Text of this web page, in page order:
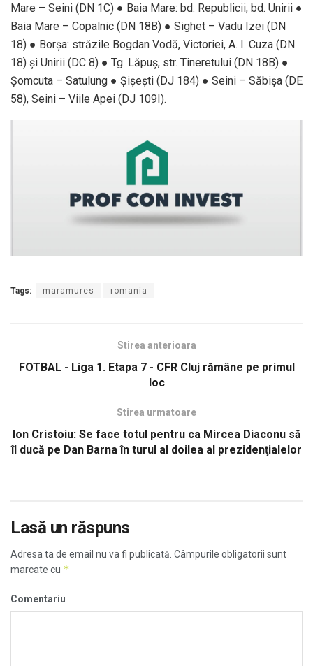
Mare – Seini (DN 1C) ● Baia Mare: bd. Republicii, bd. Unirii ●
Baia Mare – Copalnic (DN 18B) ● Sighet – Vadu Izei (DN
18) ● Borșa: străzile Bogdan Vodă, Victoriei, A. I. Cuza (DN
18) și Unirii (DC 8) ● Tg. Lăpuș, str. Tineretului (DN 18B) ●
Șomcuta – Satulung ● Șișești (DJ 184) ● Seini – Săbișa (DE
58), Seini – Viile Apei (DJ 109I).
Tags: maramures romania
Stirea anterioara
FOTBAL - Liga 1. Etapa 7 - CFR Cluj rămâne pe primul
loc
Stirea urmatoare
Ion Cristoiu: Se face totul pentru ca Mircea Diaconu să
îl ducă pe Dan Barna în turul al doilea al prezidenţialelor
Lasă un răspuns
Adresa ta de email nu va fi publicată. Câmpurile obligatorii sunt
marcate cu *
Comentariu